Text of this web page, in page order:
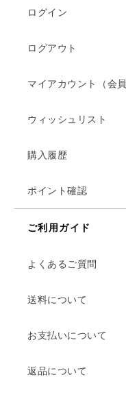
ログイン
ログアウト
マイアカウント（会員
ウィッシュリスト
購入履歴
ポイント確認
ご利用ガイド
よくあるご質問
送料について
お支払いについて
返品について